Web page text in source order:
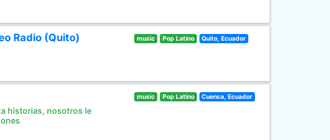
Radio (Quito) music Pop Latino Quito, Ecuador
historias, nosotros le
music Pop Latino Cuenca, Ecuador